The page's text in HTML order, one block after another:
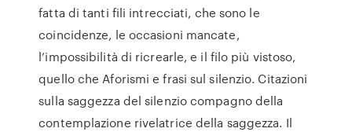
fatta di tanti fili intrecciati, che sono le
coincidenze, le occasioni mancate,
l’impossibilità di ricrearle, e il filo più vistoso,
quello che Aforismi e frasi sul silenzio. Citazioni
sulla saggezza del silenzio compagno della
contemplazione rivelatrice della saggezza. Il